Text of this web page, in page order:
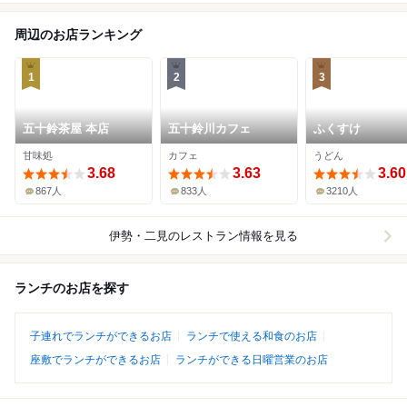
周辺のお店ランキング
1
五十鈴茶屋 本店
甘味処
3.68
867人
2
五十鈴川カフェ
カフェ
3.63
833人
3
ふくすけ
うどん
3.60
3210人
伊勢・二見のレストラン情報を見る
ランチのお店を探す
子連れでランチができるお店
ランチで使える和食のお店
座敷でランチができるお店
ランチができる日曜営業のお店